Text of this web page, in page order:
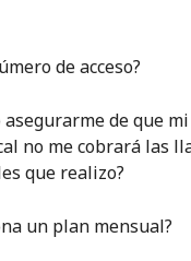
de acceso?
asegurarme de que mi
no me cobrará las
que realizo?
un plan mensual?